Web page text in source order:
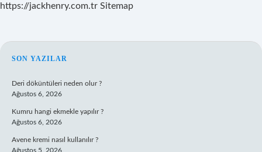
https://jackhenry.com.tr Sitemap
SIDEBAR
SON YAZILAR
Deri döküntüleri neden olur ?
Ağustos 6, 2026
Kumru hangi ekmekle yapılır ?
Ağustos 6, 2026
Avene kremi nasıl kullanılır ?
Ağustos 5, 2026